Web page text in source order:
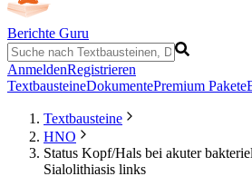
Berichte Guru
AnmeldenRegistrieren
TextbausteineDokumentePremium Pakete
Textbausteine
HNO
Status Kopf/Hals bei akuter
Sialolithiasis links